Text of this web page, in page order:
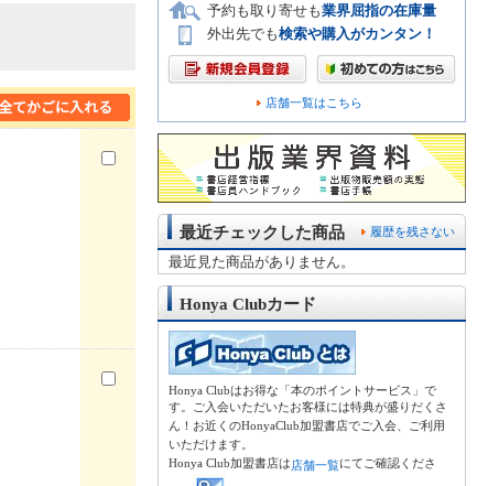
予約も取り寄せも業界屈指の在庫量
外出先でも検索や購入がカンタン！
店舗一覧はこちら
履歴を残さない
最近チェックした商品
最近見た商品がありません。
Honya Clubカード
Honya Clubはお得な「本のポイントサービス」で
す。ご入会いただいたお客様には特典が盛りだくさ
ん！お近くのHonyaClub加盟書店でご入会、ご利用
いただけます。
Honya Club加盟書店は店舗一覧にてご確認くださ